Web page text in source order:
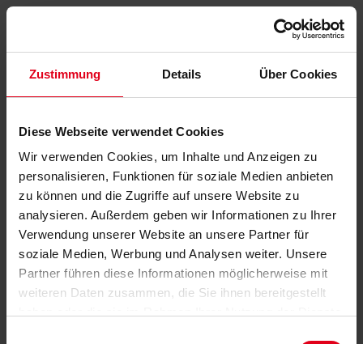
Zustimmung Details Über Cookies
Diese Webseite verwendet Cookies
Wir verwenden Cookies, um Inhalte und Anzeigen zu
personalisieren, Funktionen für soziale Medien anbieten
zu können und die Zugriffe auf unsere Website zu
analysieren. Außerdem geben wir Informationen zu Ihrer
Verwendung unserer Website an unsere Partner für
soziale Medien, Werbung und Analysen weiter. Unsere
Partner führen diese Informationen möglicherweise mit
weiteren Daten zusammen, die Sie ihnen bereitgestellt